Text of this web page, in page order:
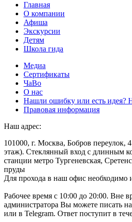
Главная
О компании
Афиша
Экскурсии
Детям
Школа гида
Медиа
Сертификаты
ЧаВо
О нас
Нашли ошибку или есть идея?
Правовая информация
Наш адрес:
101000, г. Москва, Бобров переулок,
этаж). Стеклянный вход с длинным
станции метро Тургеневская,
пруды
Для прохода в наш офис необходимо
Рабочее время с 10:00 до 20:00. Вне
администратора Вы можете писать
или в Telegram. Ответ поступит в